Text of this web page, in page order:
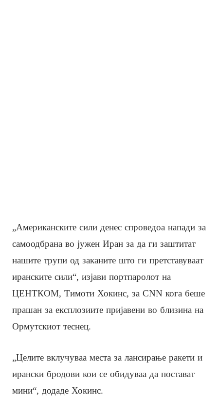
„Американските сили денес спроведоа напади за
самоодбрана во јужен Иран за да ги заштитат
нашите трупи од заканите што ги претставуваат
иранските сили“, изјави портпаролот на
ЦЕНТКОМ, Тимоти Хокинс, за CNN кога беше
прашан за експлозиите пријавени во близина на
Ормутскиот теснец.
„Целите вклучуваа места за лансирање ракети и
ирански бродови кои се обидуваа да постават
мини“, додаде Хокинс.